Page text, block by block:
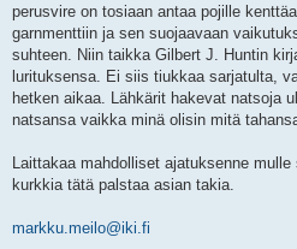
perusvire on tosiaan antaa pojille
garnmenttiin ja sen suojaavaan
suhteen. Niin taikka Gilbert J. Huntin
lurituksensa. Ei siis tiukkaa sarjatulta,
hetken aikaa. Lähkärit hakevat natsoja
natsansa vaikka minä olisin mitä
Laittakaa mahdolliset ajatuksenne
kurkkia tätä palstaa asian takia.
markku.meilo@iki.fi